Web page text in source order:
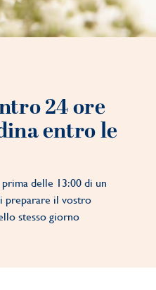
24 ore
entro le
delle 13:00 di un
preparare il vostro
stesso giorno